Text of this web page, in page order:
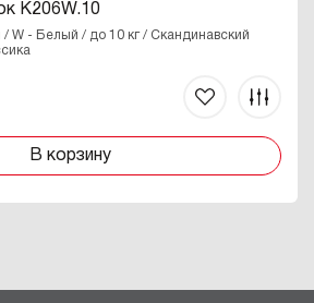
K206W.10
W - Белый / до 10 кг / Скандинавский
В корзину